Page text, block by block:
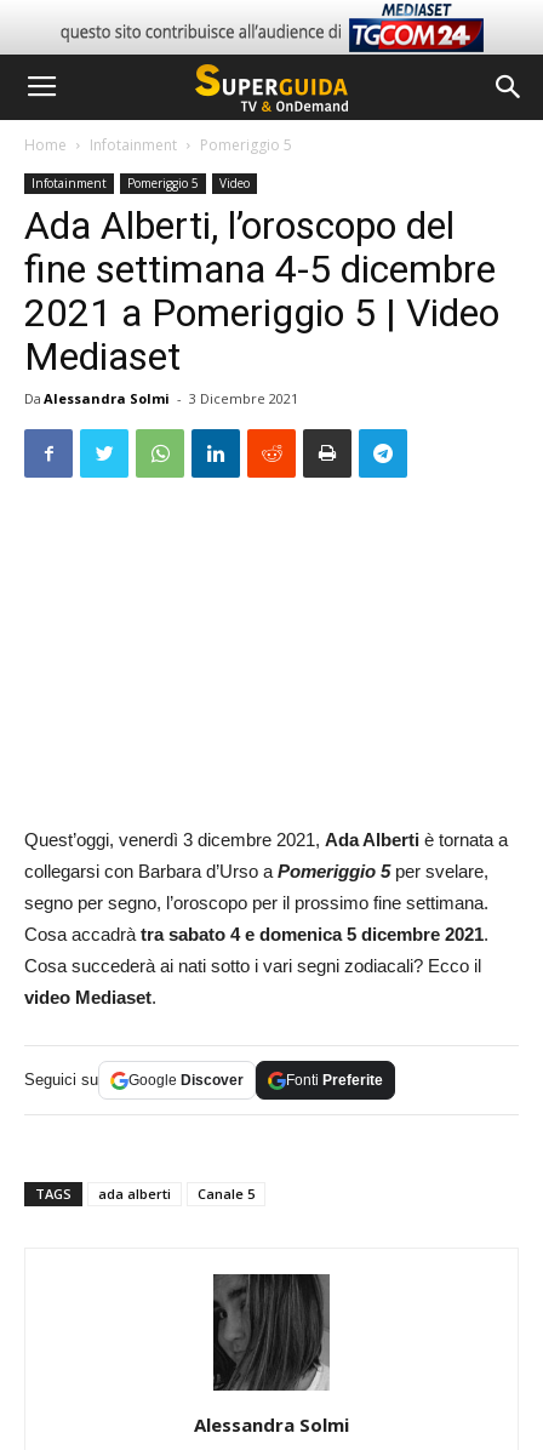
Home Infotainment Pomeriggio 5
Infotainment Pomeriggio 5 Video
Ada Alberti, l’oroscopo del
fine settimana 4-5 dicembre
2021 a Pomeriggio 5 | Video
Mediaset
Da Alessandra Solmi - 3 Dicembre 2021
Quest’oggi, venerdì 3 dicembre 2021, Ada Alberti è tornata a
collegarsi con Barbara d’Urso aPomeriggio 5 per svelare,
segno per segno, l’oroscopo per il prossimo fine settimana.
Cosa accadràtra sabato 4 e domenica 5 dicembre 2021.
Cosa succederà ai nati sotto i vari segni zodiacali? Ecco il
video Mediaset.
Seguici su Google Discover Fonti Preferite
TAGS ada alberti Canale 5
Alessandra Solmi